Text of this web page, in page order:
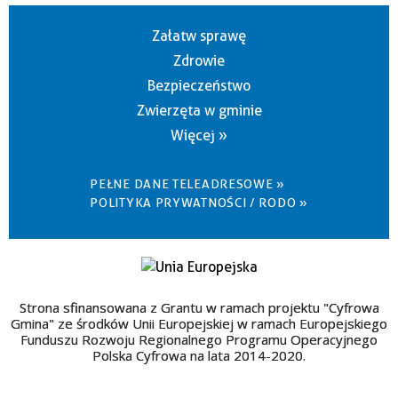
Załatw sprawę
Zdrowie
Bezpieczeństwo
Zwierzęta w gminie
Więcej »
PEŁNE DANE TELEADRESOWE »
POLITYKA PRYWATNOŚCI / RODO »
Strona sfinansowana z Grantu w ramach projektu "Cyfrowa
Gmina" ze środków Unii Europejskiej w ramach Europejskiego
Funduszu Rozwoju Regionalnego Programu Operacyjnego
Polska Cyfrowa na lata 2014-2020.